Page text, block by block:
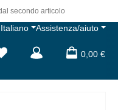
secondo articolo
Italiano Assistenza/aiuto
Hai 0 articoli nella lista dei
0,00 €